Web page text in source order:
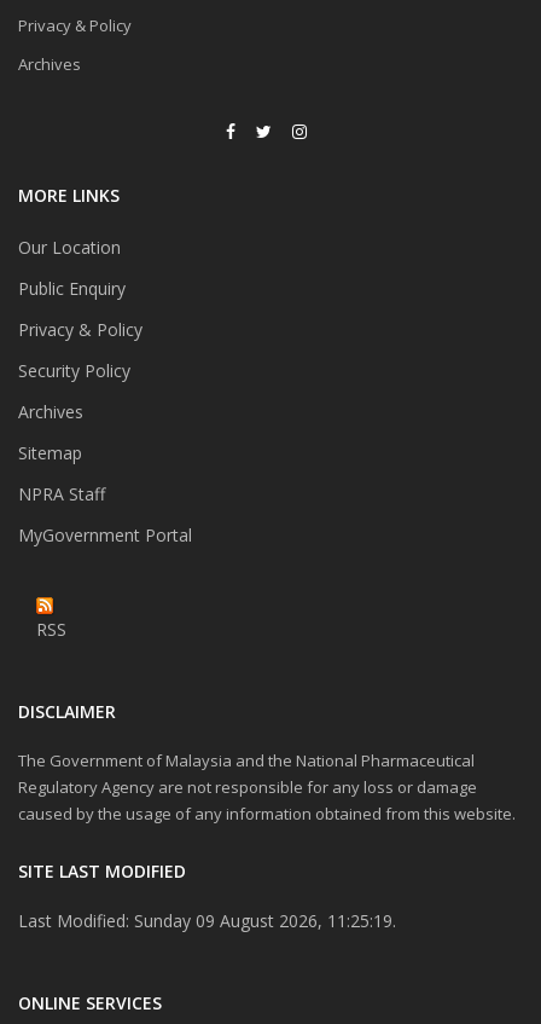
Privacy & Policy
Archives
MORE LINKS
Our Location
Public Enquiry
Privacy & Policy
Security Policy
Archives
Sitemap
NPRA Staff
MyGovernment Portal
RSS
DISCLAIMER
The Government of Malaysia and the National Pharmaceutical
Regulatory Agency are not responsible for any loss or damage
caused by the usage of any information obtained from this website.
SITE LAST MODIFIED
Last Modified: Sunday 09 August 2026, 11:25:19.
ONLINE SERVICES